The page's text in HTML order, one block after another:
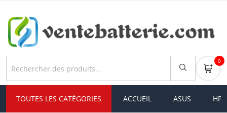
0
TOUTES LES CATÉGORIES ACCUEIL ASUS HP